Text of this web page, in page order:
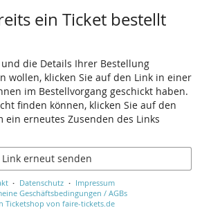
ein Ticket bestellt
die Details Ihrer Bestellung
wollen, klicken Sie auf den Link in einer
im Bestellvorgang geschickt haben.
finden können, klicken Sie auf den
ein erneutes Zusenden des Links
Link erneut senden
Datenschutz
Impressum
Geschäftsbedingungen / AGBs
Ticketshop von faire-tickets.de